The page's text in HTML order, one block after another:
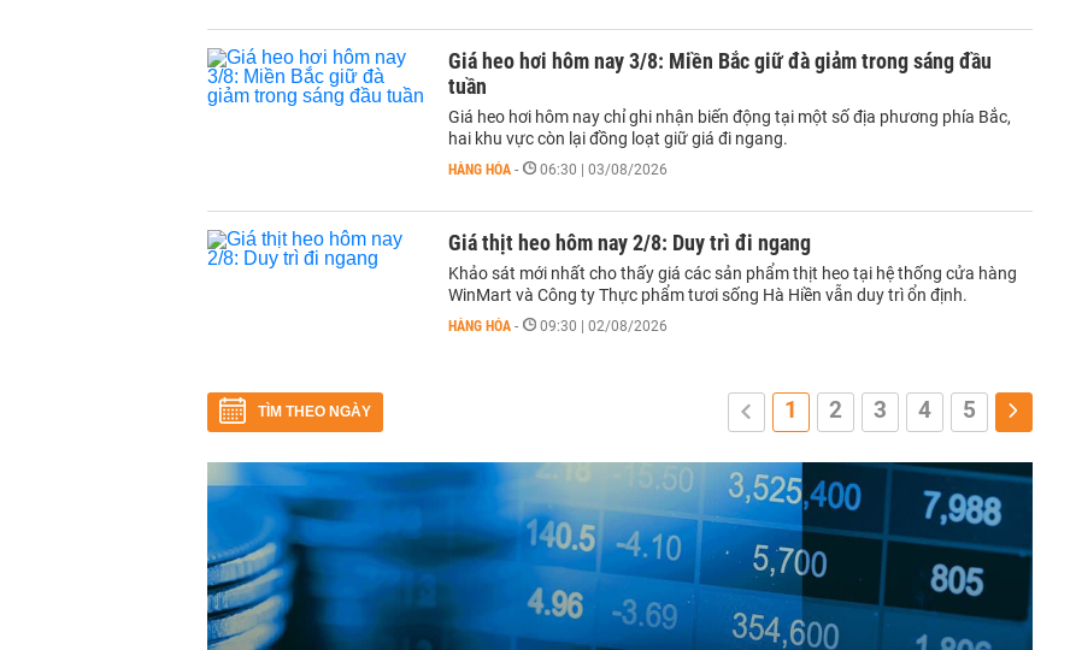
Giá heo hơi hôm nay 3/8: Miền Bắc giữ đà giảm trong sáng đầu
tuần
Giá heo hơi hôm nay chỉ ghi nhận biến động tại một số địa phương phía Bắc,
hai khu vực còn lại đồng loạt giữ giá đi ngang.
HÀNG HÓA - 06:30 | 03/08/2026
Giá thịt heo hôm nay 2/8: Duy trì đi ngang
Khảo sát mới nhất cho thấy giá các sản phẩm thịt heo tại hệ thống cửa hàng
WinMart và Công ty Thực phẩm tươi sống Hà Hiền vẫn duy trì ổn định.
HÀNG HÓA - 09:30 | 02/08/2026
TÌM THEO NGÀY 1 2 3 4 5